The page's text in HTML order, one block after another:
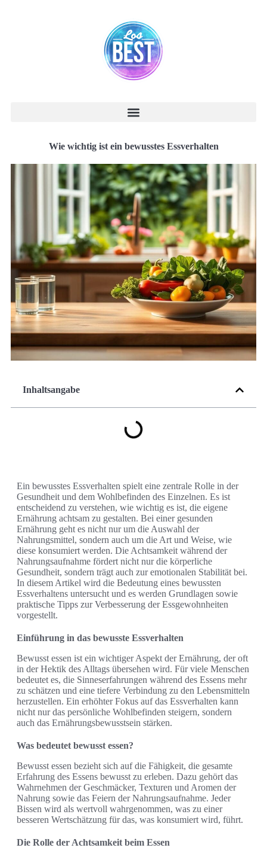
Wie wichtig ist ein bewusstes Essverhalten
Inhaltsangabe
Ein bewusstes Essverhalten spielt eine zentrale Rolle in der
Gesundheit und dem Wohlbefinden des Einzelnen. Es ist
entscheidend zu verstehen, wie wichtig es ist, die eigene
Ernährung achtsam zu gestalten. Bei einer gesunden
Ernährung geht es nicht nur um die Auswahl der
Nahrungsmittel, sondern auch um die Art und Weise, wie
diese konsumiert werden. Die Achtsamkeit während der
Nahrungsaufnahme fördert nicht nur die körperliche
Gesundheit, sondern trägt auch zur emotionalen Stabilität bei.
In diesem Artikel wird die Bedeutung eines bewussten
Essverhaltens untersucht und es werden Grundlagen sowie
praktische Tipps zur Verbesserung der Essgewohnheiten
vorgestellt.
Einführung in das bewusste Essverhalten
Bewusst essen ist ein wichtiger Aspekt der Ernährung, der oft
in der Hektik des Alltags übersehen wird. Für viele Menschen
bedeutet es, die Sinneserfahrungen während des Essens mehr
zu schätzen und eine tiefere Verbindung zu den Lebensmitteln
herzustellen. Ein erhöhter Fokus auf das Essverhalten kann
nicht nur das persönliche Wohlbefinden steigern, sondern
auch das Ernährungsbewusstsein stärken.
Was bedeutet bewusst essen?
Bewusst essen bezieht sich auf die Fähigkeit, die gesamte
Erfahrung des Essens bewusst zu erleben. Dazu gehört das
Wahrnehmen der Geschmäcker, Texturen und Aromen der
Nahrung sowie das Feiern der Nahrungsaufnahme. Jeder
Bissen wird als wertvoll wahrgenommen, was zu einer
besseren Wertschätzung für das, was konsumiert wird, führt.
Die Rolle der Achtsamkeit beim Essen